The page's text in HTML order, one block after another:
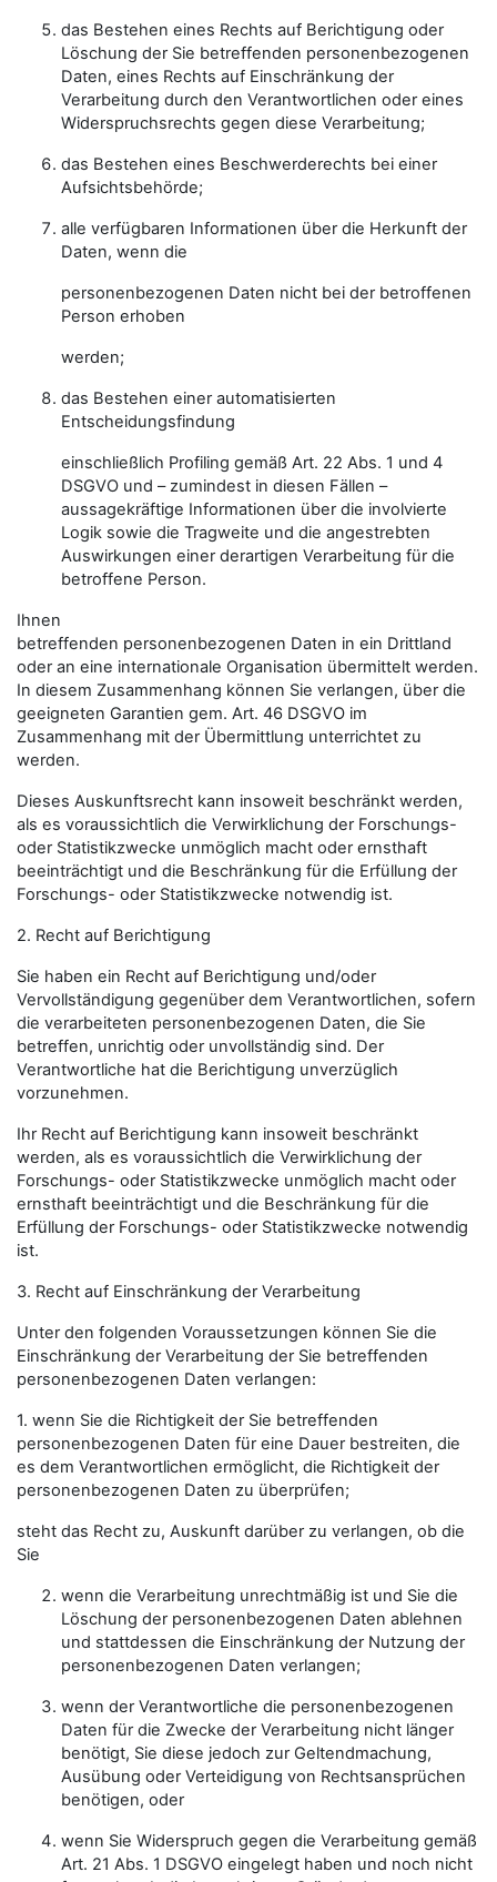
das Bestehen eines Rechts auf Berichtigung oder
Löschung der Sie betreffenden personenbezogenen
Daten, eines Rechts auf Einschränkung der
Verarbeitung durch den Verantwortlichen oder eines
Widerspruchsrechts gegen diese Verarbeitung;
das Bestehen eines Beschwerderechts bei einer
Aufsichtsbehörde;
alle verfügbaren Informationen über die Herkunft der
Daten, wenn die
personenbezogenen Daten nicht bei der betroffenen
Person erhoben
werden;
das Bestehen einer automatisierten
Entscheidungsfindung
einschließlich Profiling gemäß Art. 22 Abs. 1 und 4
DSGVO und – zumindest in diesen Fällen –
aussagekräftige Informationen über die involvierte
Logik sowie die Tragweite und die angestrebten
Auswirkungen einer derartigen Verarbeitung für die
betroffene Person.
Ihnen
betreffenden personenbezogenen Daten in ein Drittland
oder an eine internationale Organisation übermittelt werden.
In diesem Zusammenhang können Sie verlangen, über die
geeigneten Garantien gem. Art. 46 DSGVO im
Zusammenhang mit der Übermittlung unterrichtet zu
werden.
Dieses Auskunftsrecht kann insoweit beschränkt werden,
als es voraussichtlich die Verwirklichung der Forschungs-
oder Statistikzwecke unmöglich macht oder ernsthaft
beeinträchtigt und die Beschränkung für die Erfüllung der
Forschungs- oder Statistikzwecke notwendig ist.
2. Recht auf Berichtigung
Sie haben ein Recht auf Berichtigung und/oder
Vervollständigung gegenüber dem Verantwortlichen, sofern
die verarbeiteten personenbezogenen Daten, die Sie
betreffen, unrichtig oder unvollständig sind. Der
Verantwortliche hat die Berichtigung unverzüglich
vorzunehmen.
Ihr Recht auf Berichtigung kann insoweit beschränkt
werden, als es voraussichtlich die Verwirklichung der
Forschungs- oder Statistikzwecke unmöglich macht oder
ernsthaft beeinträchtigt und die Beschränkung für die
Erfüllung der Forschungs- oder Statistikzwecke notwendig
ist.
3. Recht auf Einschränkung der Verarbeitung
Unter den folgenden Voraussetzungen können Sie die
Einschränkung der Verarbeitung der Sie betreffenden
personenbezogenen Daten verlangen:
1. wenn Sie die Richtigkeit der Sie betreffenden
personenbezogenen Daten für eine Dauer bestreiten, die
es dem Verantwortlichen ermöglicht, die Richtigkeit der
personenbezogenen Daten zu überprüfen;
steht das Recht zu, Auskunft darüber zu verlangen, ob die
Sie
wenn die Verarbeitung unrechtmäßig ist und Sie die
Löschung der personenbezogenen Daten ablehnen
und stattdessen die Einschränkung der Nutzung der
personenbezogenen Daten verlangen;
wenn der Verantwortliche die personenbezogenen
Daten für die Zwecke der Verarbeitung nicht länger
benötigt, Sie diese jedoch zur Geltendmachung,
Ausübung oder Verteidigung von Rechtsansprüchen
benötigen, oder
wenn Sie Widerspruch gegen die Verarbeitung gemäß
Art. 21 Abs. 1 DSGVO eingelegt haben und noch nicht